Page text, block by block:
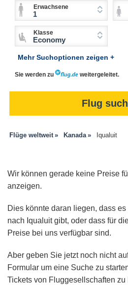
Erwachsene
1
Klasse
Economy
Mehr Suchoptionen zeigen +
Sie werden zu weitergeleitet.
Flug
Flüge weltweit Kanada Iqualuit
Wir können gerade keine Preise
anzeigen.
Dies könnte daran liegen, dass
nach Iqualuit gibt, oder dass für
Preise bei uns verfügbar sind.
Aber geben Sie jetzt noch nicht
Formular um eine Suche zu
Tickets von Fluggesellschaften